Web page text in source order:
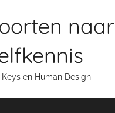
naar
Keys en Human Design